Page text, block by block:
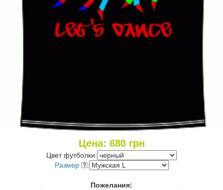
Цена: 680грн
Цвет футболки:
Размер
:
Пожелания: